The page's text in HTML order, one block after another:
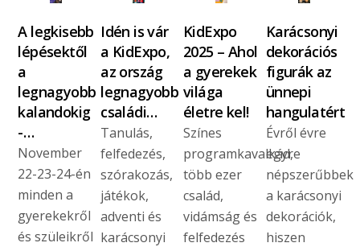
A legkisebb
lépésektől
a
legnagyobb
kalandokig
-…
November
22-23-24-én
minden a
gyerekekről
és szüleikről
Idén is vár
a KidExpo,
az ország
legnagyobb
családi…
Tanulás,
felfedezés,
szórakozás,
játékok,
adventi és
karácsonyi
KidExpo
2025 – Ahol
a gyerekek
világa
életre kel!
Színes
programkavalkád,
több ezer
család,
vidámság és
felfedezés
Karácsonyi
dekorációs
figurák az
ünnepi
hangulatért
Évről évre
egyre
népszerűbbek
a karácsonyi
dekorációk,
hiszen